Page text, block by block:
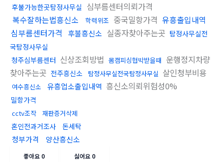
후불가능한곳탐정사무실 심부름센터의뢰가격
복수잘하는법흥신소
학력위조 중국밀항가격 유흥출입내역
심부름센터가격
후불흥신소 실종자찾아주는곳 탐정사무실전
국탐정사무실
청주심부름센터 신상조회방법 몸캠피싱협박받을때 운행정지차량
찾아주는곳 전주흥신소 탐정사무실전국탐정사무실 살인청부비용
여수흥신소 유흥업소출입내역 흥신소의뢰위험성0%
밀항가격
cctv조작 재판증거삭제
혼인전과거조사 돈세탁
청부가격 양산흥신소
좋아요 0 싫어요 0